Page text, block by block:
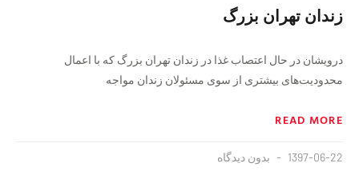
زندان تهران بزرگ
درویشان در حال اعتصاب غذا در زندان تهران بزرگ که با اعمال
محدودیت‌های بیشتری از سوی مسئولان زندان مواجه
READ MORE
1397-06-22 بدون دیدگاه